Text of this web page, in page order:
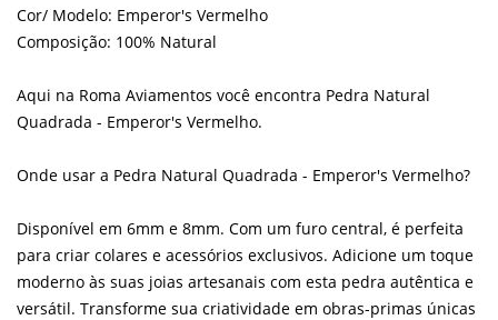
Cor/ Modelo: Emperor's Vermelho
Composição: 100% Natural
Aqui na Roma Aviamentos você encontra Pedra Natural
Quadrada - Emperor's Vermelho.
Onde usar a Pedra Natural Quadrada - Emperor's Vermelho?
Disponível em 6mm e 8mm. Com um furo central, é perfeita
para criar colares e acessórios exclusivos. Adicione um toque
moderno às suas joias artesanais com esta pedra autêntica e
versátil. Transforme sua criatividade em obras-primas únicas